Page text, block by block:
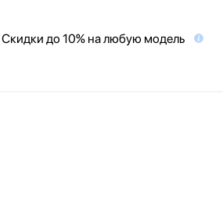
Скидки до 10% на любую модель